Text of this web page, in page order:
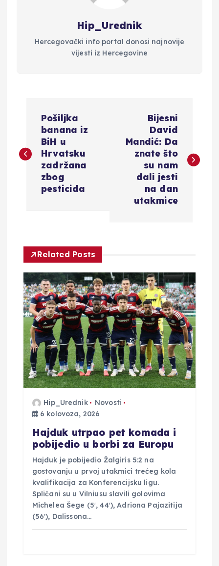
Hip_Urednik
Hercegovački info portal donosi najnovije
vijesti iz Hercegovine
v
c
a
o
b
Pošiljka
banana iz
BiH u
Hrvatsku
zadržana
zbog
pesticida
Bijesni
David
Mandić: Da
znate što
su nam
dali jesti
na dan
utakmice
Related Posts
Hip_Urednik
Novosti
6 kolovoza, 2026
Hajduk utrpao pet komada i
pobijedio u borbi za Europu
Hajduk je pobijedio Žalgiris 5:2 na
gostovanju u prvoj utakmici trećeg kola
kvalifikacija za Konferencijsku ligu.
Splićani su u Vilniusu slavili golovima
Michelea Šege (5′, 44′), Adriona Pajazitija
(56′), Dalissona…